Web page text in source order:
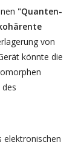
"Quanten-
von
könnte die
elektronischen